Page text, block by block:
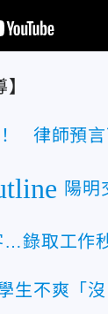
律師預
陽明
…錄取工作
生不爽「